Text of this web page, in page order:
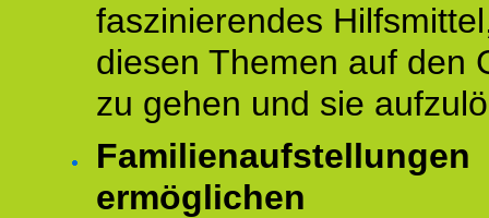
faszinierendes
diesen Themen auf den
zu gehen und sie
Familienaufstellungen
ermöglichen